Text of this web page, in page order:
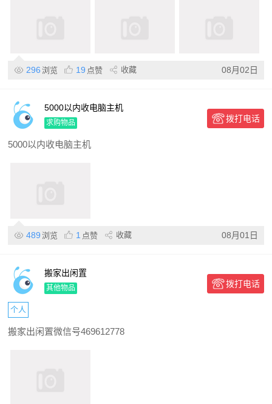
296 浏览 19 点赞 收藏 08月02日
5000以内收电脑主机
求购物品 拨打电话
5000以内收电脑主机
489 浏览 1 点赞 收藏 08月01日
搬家出闲置
其他物品 拨打电话
个人
搬家出闲置微信号469612778